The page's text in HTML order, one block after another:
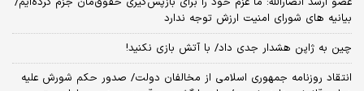
بیانیه‌ های شورای امنیت ارزش توجه ندارد
چین به ژاپن هشدار جدی داد/ با آتش بازی نکنید!
انتقاد روزنامه جمهوری اسلامی از مخالفان دولت/ صدور حکم شورش علیه